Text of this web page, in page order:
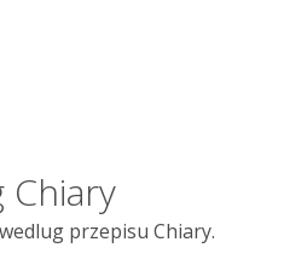
Chiary
przepisu Chiary.